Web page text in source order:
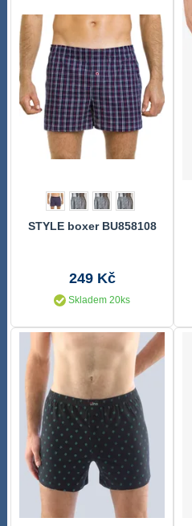
STYLE boxer BU858108
249 Kč
Skladem 20ks